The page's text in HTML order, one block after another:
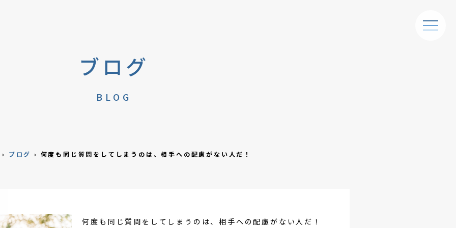
ブログ
BLOG
ブログ › 何度も同じ質問をしてしまうのは、相手への配慮がない人だ！
何度も同じ質問をしてしまうのは、相手への配慮がない人だ！